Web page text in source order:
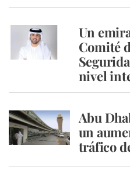
Un
Comité
nivel
Abu
un
tráfico